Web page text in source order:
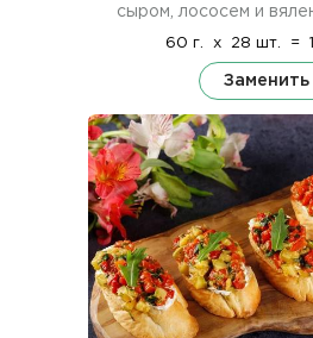
сыром, лососем и
60 г. x 28 шт. =
Заменить